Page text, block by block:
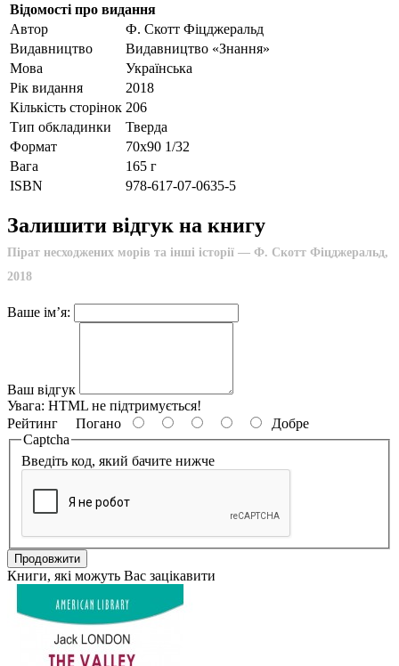
Відомості про видання
Автор
Ф. Скотт Фіцджеральд
Видавництво
Видавництво «Знання»
Мова
Українська
Рік видання
2018
Кількість сторінок 206
Тип обкладинки
Тверда
Формат
70х90 1/32
Вага
165 г
ISBN
978-617-07-0635-5
Залишити відгук на книгу
Пірат несходжених морів та інші історії — Ф. Скотт Фіцджеральд,
2018
Ваше ім’я:
Ваш відгук
Увага: HTML не підтримується!
Рейтинг Погано
Добре
Captcha
Введіть код, який бачите нижче
Продовжити
Книги, які можуть Вас зацікавити